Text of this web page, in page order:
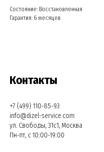
Состояние: Восстановленная
Гарантия: 6 месяцев
Контакты
+7 (499) 110-85-93
info@dizel-service.com
ул. Свободы, 31с1, Москва
Пн-пт, с 10:00-19:00